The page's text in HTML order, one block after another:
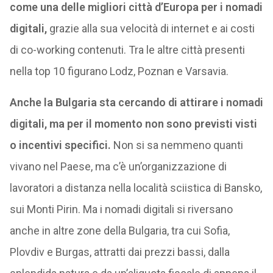
come una delle migliori città d’Europa per i nomadi
digitali,grazie alla sua velocità di internet e ai costi
di co-working contenuti. Tra le altre città presenti
nella top 10 figurano Lodz, Poznan e Varsavia.
Anche la Bulgaria sta cercando di attirare i nomadi
digitali, ma per il momento non sono previsti visti
o incentivi specifici. Non si sa nemmeno quanti
vivano nel Paese, ma c’è un’organizzazione di
lavoratori a distanza nella località sciistica di Bansko,
sui Monti Pirin. Ma i nomadi digitali si riversano
anche in altre zone della Bulgaria, tra cui Sofia,
Plovdiv e Burgas, attratti dai prezzi bassi, dalla